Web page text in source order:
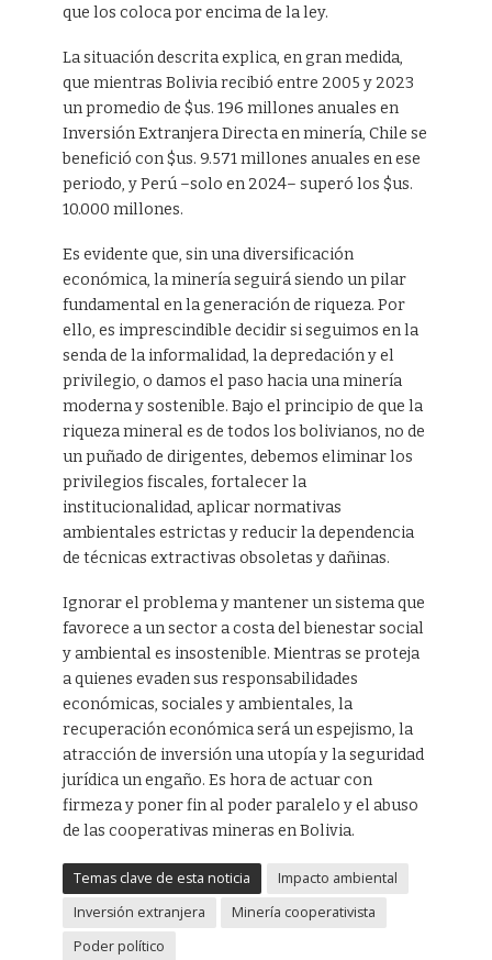
que los coloca por encima de la ley.
La situación descrita explica, en gran medida,
que mientras Bolivia recibió entre 2005 y 2023
un promedio de $us. 196 millones anuales en
Inversión Extranjera Directa en minería, Chile se
benefició con $us. 9.571 millones anuales en ese
periodo, y Perú –solo en 2024– superó los $us.
10.000 millones.
Es evidente que, sin una diversificación
económica, la minería seguirá siendo un pilar
fundamental en la generación de riqueza. Por
ello, es imprescindible decidir si seguimos en la
senda de la informalidad, la depredación y el
privilegio, o damos el paso hacia una minería
moderna y sostenible. Bajo el principio de que la
riqueza mineral es de todos los bolivianos, no de
un puñado de dirigentes, debemos eliminar los
privilegios fiscales, fortalecer la
institucionalidad, aplicar normativas
ambientales estrictas y reducir la dependencia
de técnicas extractivas obsoletas y dañinas.
Ignorar el problema y mantener un sistema que
favorece a un sector a costa del bienestar social
y ambiental es insostenible. Mientras se proteja
a quienes evaden sus responsabilidades
económicas, sociales y ambientales, la
recuperación económica será un espejismo, la
atracción de inversión una utopía y la seguridad
jurídica un engaño. Es hora de actuar con
firmeza y poner fin al poder paralelo y el abuso
de las cooperativas mineras en Bolivia.
Temas clave de esta noticia
Impacto ambiental
Inversión extranjera
Minería cooperativista
Poder político